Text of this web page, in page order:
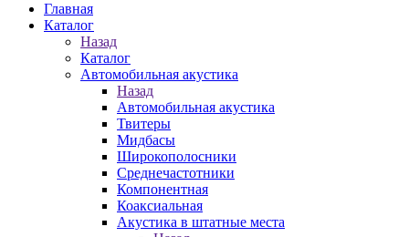
Главная
Каталог
Назад
Каталог
Автомобильная акустика
Назад
Автомобильная акустика
Твитеры
Мидбасы
Широкополосники
Среднечастотники
Компонентная
Коаксиальная
Акустика в штатные места